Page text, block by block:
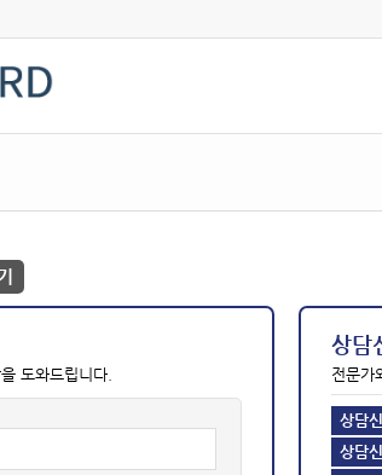
도와드립니다.
상담
전문가
상담
상담
상담